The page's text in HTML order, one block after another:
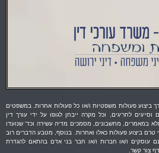
ביצוע פעולות משפטיות ו/או כל פעולות אחרות. במשפטים
לחריגים, וכל מקרה ייבחן לגופו על ידי עורך דין
במאמרים, מחשבונים, מסמכים מדיה עשירה וכד' שנועדו
טרם ביצוע פעולות כאלו ואחרות. בנוסף, מטבע הדברים רוב
עוסקים ו/או חברות ו/או חבר בני אדם בהתאם להגדרת
צור קשר.